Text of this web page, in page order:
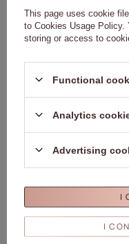
Attention : les vernis
soigneusement
magnétiques peuvent
Avertissements :
Tenir hors de portée
Éviter tout contact
Veuillez lire
actuelle du produit figure
This page uses cookie
to Cookies Usage Policy.
storing or access to
Functional
Analytics
Advertising
I
I